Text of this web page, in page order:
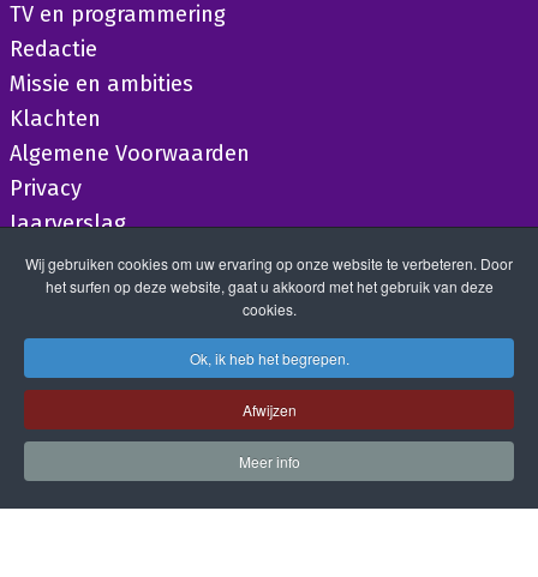
TV en programmering
Redactie
Missie en ambities
Klachten
Algemene Voorwaarden
Privacy
Jaarverslag
Wij gebruiken cookies om uw ervaring op onze website te verbeteren. Door
het surfen op deze website, gaat u akkoord met het gebruik van deze
cookies.
Ok, ik heb het begrepen.
Afwijzen
Meer info